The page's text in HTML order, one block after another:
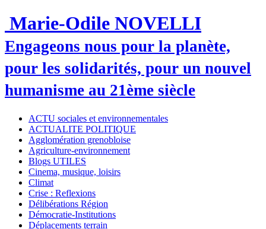
Marie-Odile NOVELLI
Engageons nous pour la planète,
pour les solidarités, pour un nouvel
humanisme au 21ème siècle
ACTU sociales et environnementales
ACTUALITE POLITIQUE
Agglomération grenobloise
Agriculture-environnement
Blogs UTILES
Cinema, musique, loisirs
Climat
Crise : Reflexions
Délibérations Région
Démocratie-Institutions
Déplacements terrain